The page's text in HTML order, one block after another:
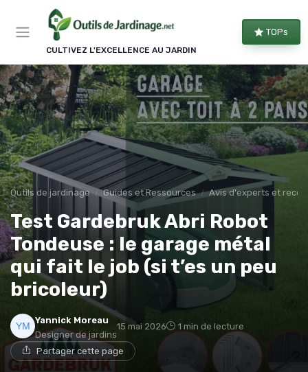
CULTIVEZ L'EXCELLENCE AU JARDIN
TOPs
Outils de jardinage Guides et Ressources Avis d'experts et
Test Gardebruk Abri Robot
Tondeuse : le garage métal
qui fait le job (si t’es un peu
bricoleur)
Yannick Moreau
Designer de jardins
15 mai 2026 1 min de lecture
Partager cette page
Panneau de gestion des cookies